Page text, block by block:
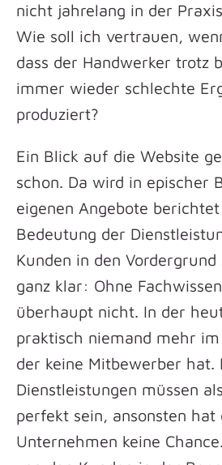
nicht jahrelang in der
Wie soll ich vertrauen,
dass der Handwerker trotz
immer wieder schlechte
produziert?
Ein Blick auf die Website
schon. Da wird in epischer
eigenen Angebote
Bedeutung der
Kunden in den
ganz klar: Ohne
überhaupt nicht. In der
praktisch niemand mehr
der keine Mitbewerber hat.
Dienstleistungen müssen
perfekt sein, ansonsten hat
Unternehmen keine